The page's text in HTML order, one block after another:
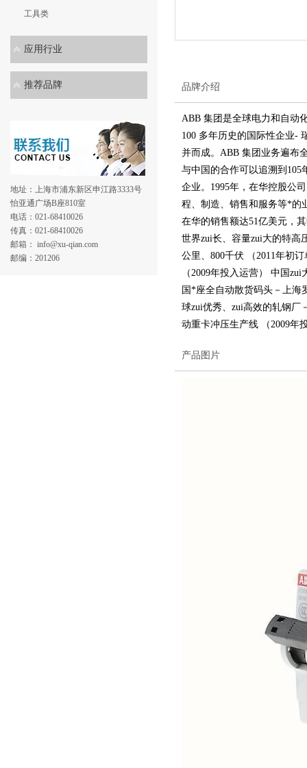
工具类
应用行业
推荐品牌
地址：上海市浦东新区申江路3333号
怡亚通广场B座810室
电话：021-68410026
传真：021-68410026
邮箱： info@xu-qian.com
邮编：201206
品牌介绍
ABB 集团是全球电力和自动
100 多年历史的国际性企业-
并而成。ABB 集团业务遍布
与中国的合作可以追溯到105
企业。1995年，在华控股公
程、制造、销售和服务等*的
在华的销售额达51亿美元，
世界zui长、容量zui大的特高
公里、800千伏 （2011年初
（2009年投入运营） 中国
国*座全自动散货码头－上海
球zui优秀、zui高效的轧钢厂
动重卡冲压生产线 （2009年
产品图片